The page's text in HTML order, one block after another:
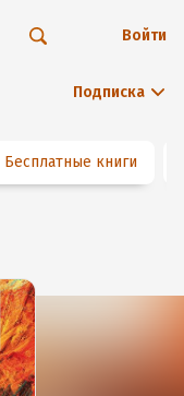
Подписка
Войти
Бесплатные книги